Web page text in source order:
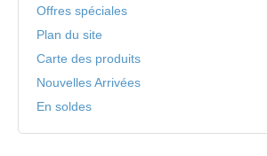
Offres spéciales
Plan du site
Carte des produits
Nouvelles Arrivées
En soldes